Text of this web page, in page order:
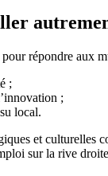
répondre aux
;
;
local.
et culturelles
sur la rive